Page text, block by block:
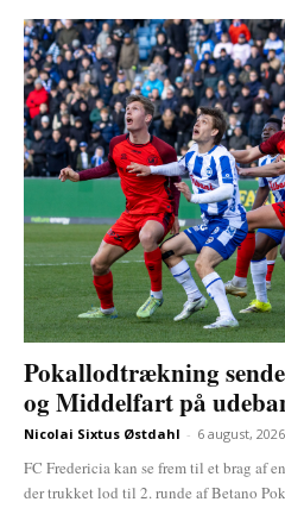
Pokallodtrækning
og Middelfart på
Nicolai Sixtus Østdahl - 6 august, 2026
FC Fredericia kan se frem til et brag af
der trukket lod til 2. runde af Betano